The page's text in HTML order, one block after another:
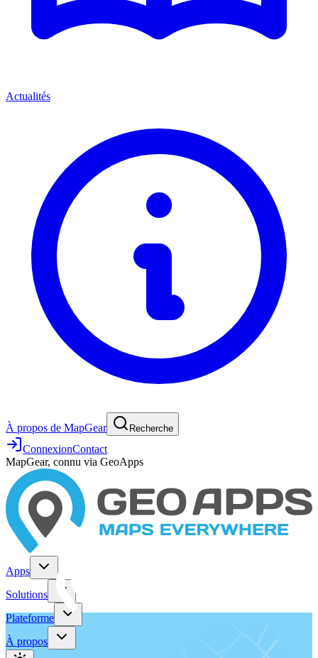
Actualités
À propos de MapGear Recherche
ConnexionContact
MapGear, connu via GeoApps
Apps
Solutions
Plateforme
À propos